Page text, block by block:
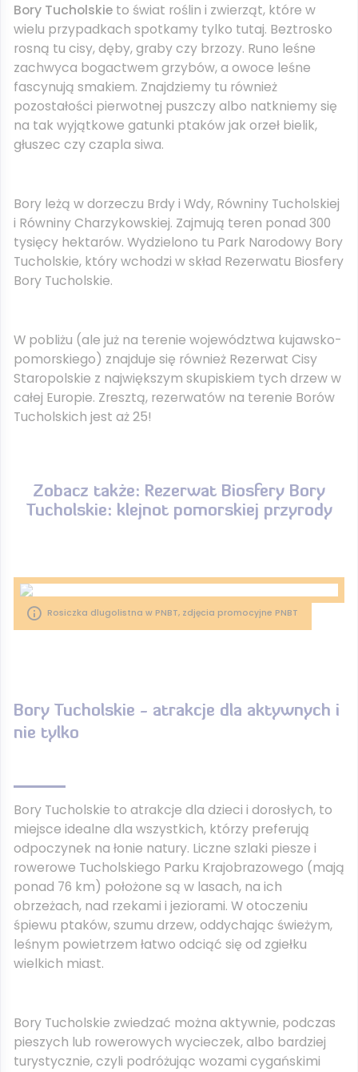
Bory Tucholskie to świat roślin i zwierząt, które w
wielu przypadkach spotkamy tylko tutaj. Beztrosko
rosną tu cisy, dęby, graby czy brzozy. Runo leśne
zachwyca bogactwem grzybów, a owoce leśne
fascynują smakiem. Znajdziemy tu również
pozostałości pierwotnej puszczy albo natkniemy się
na tak wyjątkowe gatunki ptaków jak orzeł bielik,
głuszec czy czapla siwa.
Bory leżą w dorzeczu Brdy i Wdy, Równiny Tucholskiej
i Równiny Charzykowskiej. Zajmują teren ponad 300
tysięcy hektarów. Wydzielono tu Park Narodowy Bory
Tucholskie, który wchodzi w skład Rezerwatu Biosfery
Bory Tucholskie.
W pobliżu (ale już na terenie województwa kujawsko-
pomorskiego) znajduje się również Rezerwat Cisy
Staropolskie z największym skupiskiem tych drzew w
całej Europie. Zresztą, rezerwatów na terenie Borów
Tucholskich jest aż 25!
Zobacz także: Rezerwat Biosfery Bory
Tucholskie: klejnot pomorskiej przyrody
Rosiczka dlugolistna w PNBT, zdjęcia promocyjne PNBT
Bory Tucholskie - atrakcje dla aktywnych i
nie tylko
Bory Tucholskie to atrakcje dla dzieci i dorosłych, to
miejsce idealne dla wszystkich, którzy preferują
odpoczynek na łonie natury. Liczne szlaki piesze i
rowerowe Tucholskiego Parku Krajobrazowego (mają
ponad 76 km) położone są w lasach, na ich
obrzeżach, nad rzekami i jeziorami. W otoczeniu
śpiewu ptaków, szumu drzew, oddychając świeżym,
leśnym powietrzem łatwo odciąć się od zgiełku
wielkich miast.
Bory Tucholskie zwiedzać można aktywnie, podczas
pieszych lub rowerowych wycieczek, albo bardziej
turystycznie, czyli podróżując wozami cygańskimi